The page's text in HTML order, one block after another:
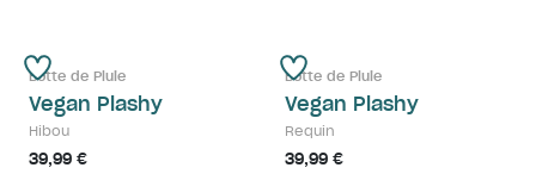
Botte de Pluie
Vegan Plashy
Hibou
39,99 €
Botte de Pluie
Vegan Plashy
Requin
39,99 €